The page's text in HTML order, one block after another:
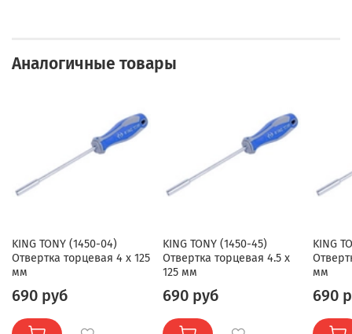
Аналогичные товары
KING TONY (1450-04)
Отвертка торцевая 4 x 125
мм
690 руб
KING TONY (1450-45)
Отвертка торцевая 4.5 x
125 мм
690 руб
KING
мм
690